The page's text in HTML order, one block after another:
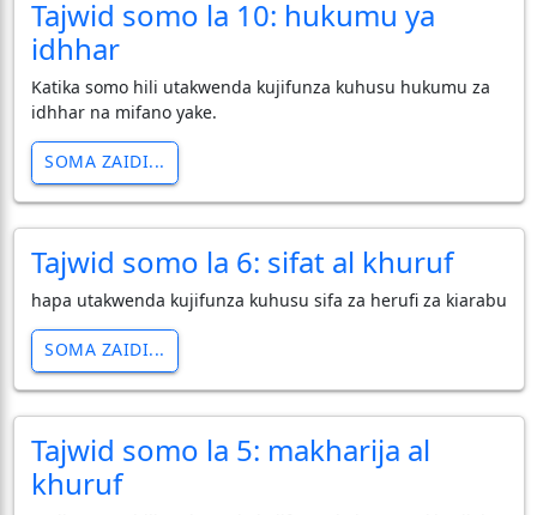
Tajwid somo la 10: hukumu ya
idhhar
Katika somo hili utakwenda kujifunza kuhusu hukumu za
idhhar na mifano yake.
SOMA ZAIDI...
Tajwid somo la 6: sifat al khuruf
hapa utakwenda kujifunza kuhusu sifa za herufi za kiarabu
SOMA ZAIDI...
Tajwid somo la 5: makharija al
khuruf